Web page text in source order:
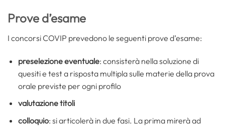
Prove d’esame
I concorsi COVIP prevedono le seguenti prove d’esame:
preselezione eventuale: consisterà nella soluzione di
quesiti e test a risposta multipla sulle materie della prova
orale previste per ogni profilo
valutazione titoli
colloquio: si articolerà in due fasi. La prima mirerà ad